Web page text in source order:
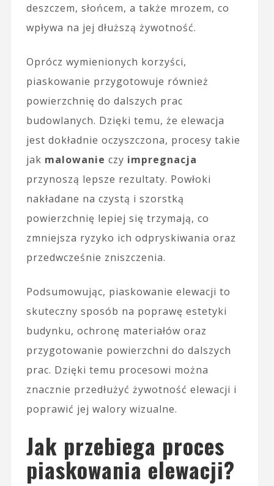
deszczem, słońcem, a także mrozem, co
wpływa na jej dłuższą żywotność.
Oprócz wymienionych korzyści,
piaskowanie przygotowuje również
powierzchnię do dalszych prac
budowlanych. Dzięki temu, że elewacja
jest dokładnie oczyszczona, procesy takie
jak malowanie czy impregnacja
przynoszą lepsze rezultaty. Powłoki
nakładane na czystą i szorstką
powierzchnię lepiej się trzymają, co
zmniejsza ryzyko ich odpryskiwania oraz
przedwcześnie zniszczenia.
Podsumowując, piaskowanie elewacji to
skuteczny sposób na poprawę estetyki
budynku, ochronę materiałów oraz
przygotowanie powierzchni do dalszych
prac. Dzięki temu procesowi można
znacznie przedłużyć żywotność elewacji i
poprawić jej walory wizualne.
Jak przebiega proces
piaskowania elewacji?